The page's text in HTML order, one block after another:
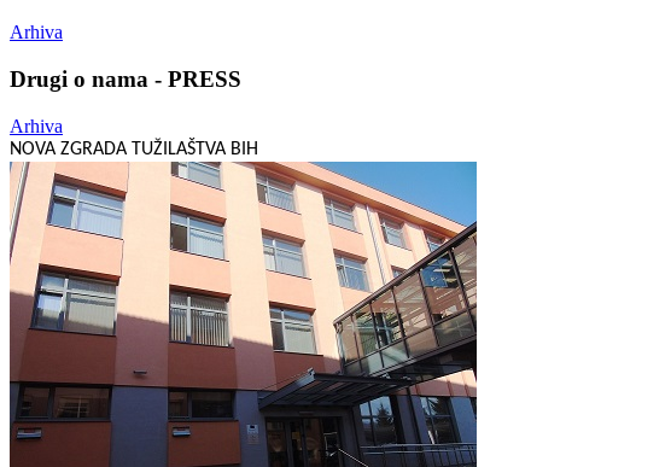
Arhiva
Drugi o nama - PRESS
Arhiva
NOVA ZGRADA TUŽILAŠTVA BIH